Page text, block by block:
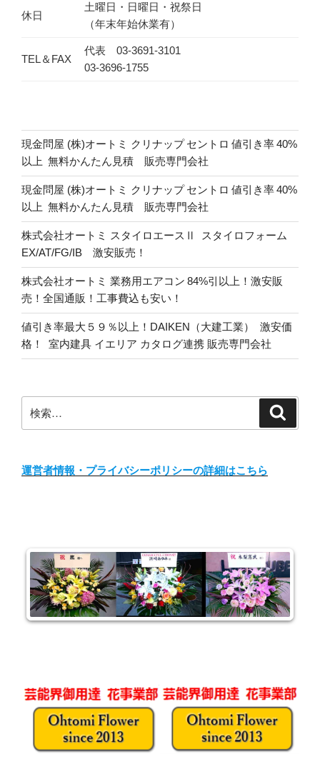
休日
土曜日・日曜日・祝祭日
（年末年始休業有）
TEL＆FAX
代表 03-3691-3101
03-3696-1755
現金問屋 (株)オートミ クリナップ セントロ 値引き率 40%
以上 無料かんたん見積 販売専門会社
現金問屋 (株)オートミ クリナップ セントロ 値引き率 40%
以上 無料かんたん見積 販売専門会社
株式会社オートミ スタイロエースⅡ スタイロフォーム
EX/AT/FG/IB 激安販売！
株式会社オートミ 業務用エアコン 84%引以上！激安販
売！全国通販！工事費込も安い！
値引き率最大５９％以上！DAIKEN（大建工業） 激安価
格！ 室内建具 イエリア カタログ連携 販売専門会社
索:
運営者情報・プライバシーポリシーの詳細はこちら